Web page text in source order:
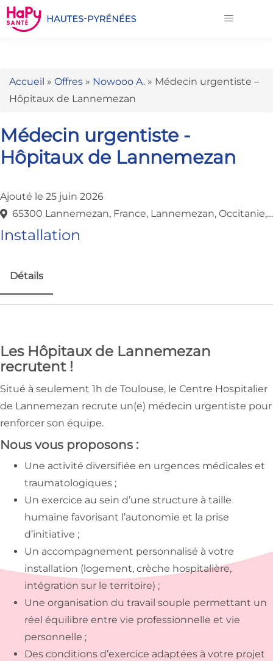
Accueil » Offres » Nowooo A. » Médecin urgentiste –
Hôpitaux de Lannemezan
Médecin urgentiste -
Hôpitaux de Lannemezan
Ajouté le 25 juin 2026
65300 Lannemezan, France, Lannemezan, Occitanie, France
Installation
Détails
Les Hôpitaux de Lannemezan
recrutent !
Situé à seulement 1h de Toulouse, le Centre Hospitalier
de Lannemezan recrute un(e) médecin urgentiste pour
renforcer son équipe.
Nous vous proposons :
Une activité diversifiée en urgences médicales et
traumatologiques ;
Un exercice au sein d’une structure à taille
humaine favorisant l’autonomie et la prise
d’initiative ;
Un accompagnement personnalisé à votre
installation (logement, crèche hospitalière,
intégration sur le territoire) ;
Une organisation du travail souple permettant un
réel équilibre entre vie professionnelle et vie
personnelle ;
Des conditions d’exercice adaptées à votre projet